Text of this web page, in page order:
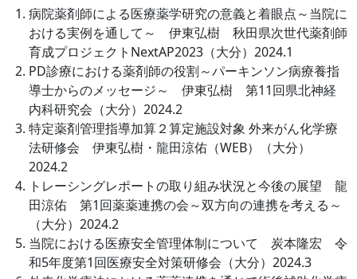
病院薬剤師による医療薬学研究の意義と着眼点～当院に
おける実例を通して～ 伊東弘樹 秋田県次世代薬剤師
育成プロジェクトNextAP2023（大分）2024.1
PD診療における薬剤師の役割～パーキンソン病療養指
導士からのメッセージ～ 伊東弘樹 第11回県北神経
内科研究会（大分）2024.2
特定薬剤管理指導加算２算定施設対象 外来がん化学療
法研修会 伊東弘樹・龍田涼佑（WEB）（大分）
2024.2
トレーシングレポートの取り組み状況と今後の展望 龍
田涼佑 第1回薬薬連携の会～双方向の連携を考える～
（大分）2024.2
当院における医療安全管理体制について 炭本隆宏 令
和5年度第1回医療安全対策研修会（大分）2024.3